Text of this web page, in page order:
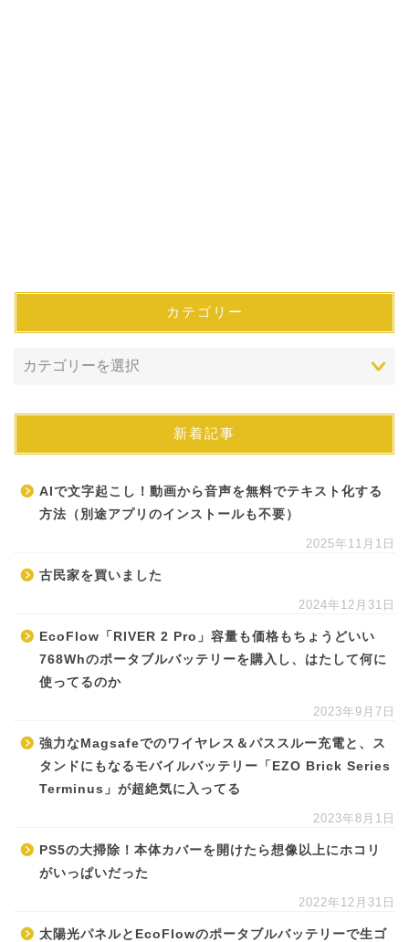
カテゴリー
新着記事
AIで文字起こし！動画から音声を無料でテキスト化する
方法（別途アプリのインストールも不要）
2025年11月1日
古民家を買いました
2024年12月31日
EcoFlow「RIVER 2 Pro」容量も価格もちょうどいい
768Whのポータブルバッテリーを購入し、はたして何に
使ってるのか
2023年9月7日
強力なMagsafeでのワイヤレス＆パススルー充電と、ス
タンドにもなるモバイルバッテリー「EZO Brick Series
Terminus」が超絶気に入ってる
2023年8月1日
PS5の大掃除！本体カバーを開けたら想像以上にホコリ
がいっぱいだった
2022年12月31日
太陽光パネルとEcoFlowのポータブルバッテリーで生ゴ